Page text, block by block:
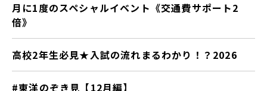
月に1度のスペシャルイベント《交通費サポート2
倍》
高校2年生必見★入試の流れまるわかり！？2026
#東洋のぞき見【12月編】